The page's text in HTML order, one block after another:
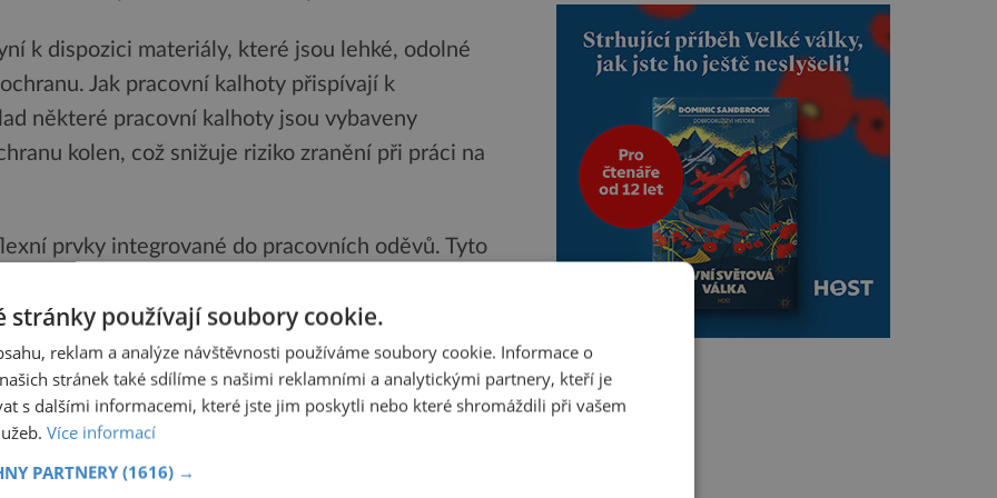
k dispozici materiály, které jsou lehké, odolné
Jak pracovní kalhoty přispívají k
některé pracovní kalhoty jsou vybaveny
kolen, což snižuje riziko zranění při práci na
prvky integrované do pracovních oděvů. Tyto
za špatných světelných podmínek, což je
nebo při práci venku za šera či tmy.
ale také přispívají k většímu komfortu při
práce je také implementace chytrých
stránky používají soubory cookie.
reklam a analýze návštěvnosti používáme soubory cookie. Informace o
stránek také sdílíme s našimi reklamními a analytickými partnery, kteří je
s dalšími informacemi, které jste jim poskytli nebo které shromáždili při vašem
Více informací
PARTNERY (1616) →